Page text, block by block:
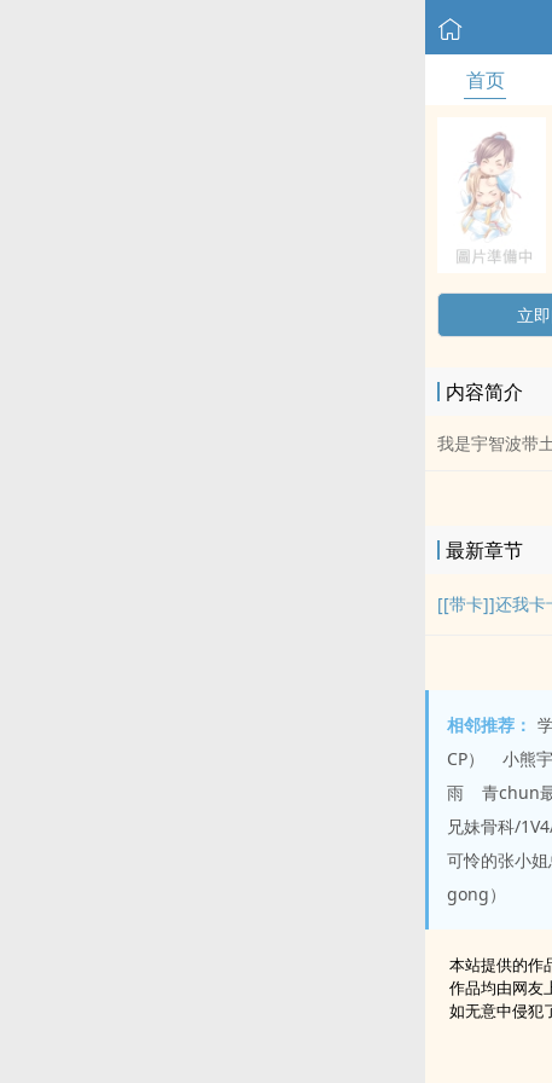
首页
立
内容简介
我是宇智波带
最新章节
[[带卡]]还我卡
相邻推荐：
CP）
小熊
雨
青chun
兄妹骨科/
可怜的张小
gong）
本站提供的作
作品均由网友
如无意中侵犯